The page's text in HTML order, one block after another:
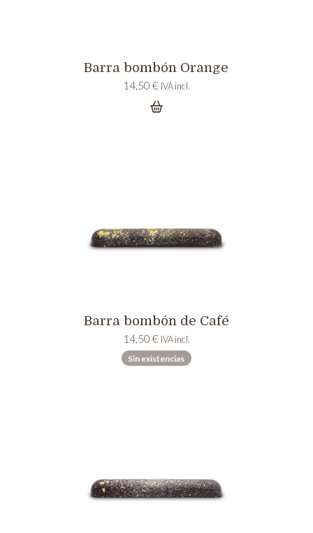
Barra bombón Orange
14,50 € IVA incl.
Barra bombón de Café
14,50 € IVA incl.
Sin existencias